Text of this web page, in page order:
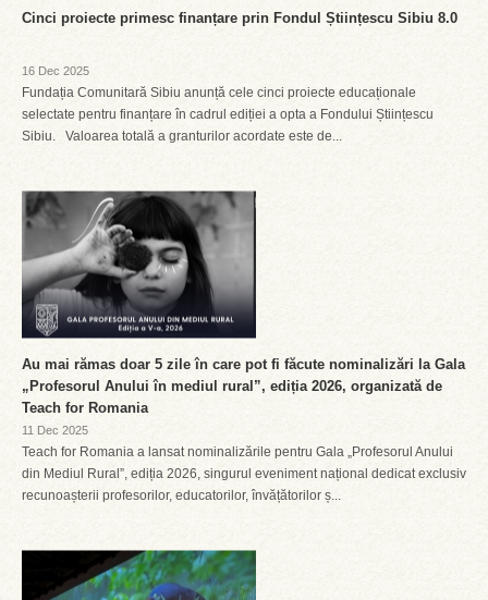
Cinci proiecte primesc finanțare prin Fondul Științescu Sibiu 8.0
16 Dec 2025
Fundația Comunitară Sibiu anunță cele cinci proiecte educaționale
selectate pentru finanțare în cadrul ediției a opta a Fondului Științescu
Sibiu. Valoarea totală a granturilor acordate este de...
Au mai rămas doar 5 zile în care pot fi făcute nominalizări la Gala
„Profesorul Anului în mediul rural”, ediția 2026, organizată de
Teach for Romania
11 Dec 2025
Teach for Romania a lansat nominalizările pentru Gala „Profesorul Anului
din Mediul Rural”, ediția 2026, singurul eveniment național dedicat exclusiv
recunoașterii profesorilor, educatorilor, învățătorilor ș...